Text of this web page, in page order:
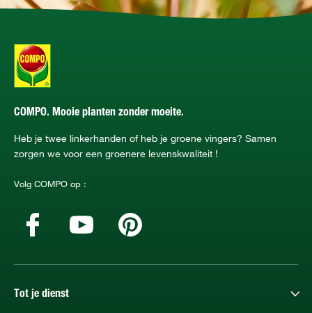
COMPO. Mooie planten zonder moeite.
Heb je twee linkerhanden of heb je groene vingers? Samen
zorgen we voor een groenere levenskwaliteit !
Volg COMPO op :
Tot je dienst